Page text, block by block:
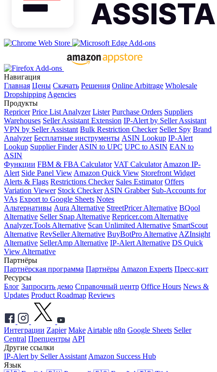
Навигация
Главная Цены Скачать Решения Online Arbitrage Wholesale
Dropshipping Agencies
Продукты
Repricer Price List Analyzer Lister Purchase Orders Suppliers
Warehouses Seller Assistant Extension IP-Alert by Seller Assistant
VPN by Seller Assistant Bulk Restriction Checker Seller Spy Brand
Analyzer Бесплатные инструменты ASIN Lookup IP-Alert
Lookup Supplier Finder ASIN to UPC UPC to ASIN EAN to
ASIN
Функции FBM & FBA Calculator VAT Calculator Amazon IP-
Alert Side Panel View Amazon Quick View Storefront Widget
Alerts & Flags Restrictions Checker Sales Estimator Offers
Variation Viewer Stock Checker ASIN Grabber Sub-Accounts for
VAs Export to Google Sheets Notes
Альтернативы Aura Alternative StreetPricer Alternative BQool
Alternative Seller Snap Alternative Repricer.com Alternative
Analyzer.Tools Alternative Scan Unlimited Alternative SmartScout
Alternative RevSeller Alternative BuyBotPro Alternative AZInsight
Alternative SellerAmp Alternative IP-Alert Alternative DS Quick
View Alternative
Партнёры
Партнёрская программа Партнёры Amazon Experts Пресс-кит
Ресурсы
Блог Запросить демо Справочный центр Office Hours News &
Updates Product Roadmap Reviews
Интеграции Zapier Make Airtable n8n Google Sheets Seller
Central Препцентры API
Другие ссылки
IP-Alert by Seller Assistant Amazon Success Hub
Язык